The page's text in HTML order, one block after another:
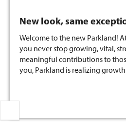
New look, same
Welcome to the new Parkland!
you never stop growing, vital,
meaningful contributions to
you, Parkland is realizing